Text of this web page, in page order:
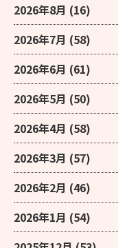
2026年8月 (16)
2026年7月 (58)
2026年6月 (61)
2026年5月 (50)
2026年4月 (58)
2026年3月 (57)
2026年2月 (46)
2026年1月 (54)